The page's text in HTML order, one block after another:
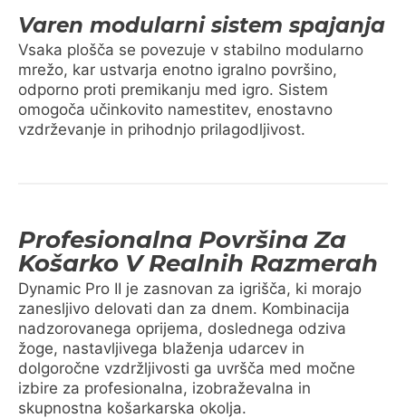
Varen modularni sistem spajanja
Vsaka plošča se povezuje v stabilno modularno
mrežo, kar ustvarja enotno igralno površino,
odporno proti premikanju med igro. Sistem
omogoča učinkovito namestitev, enostavno
vzdrževanje in prihodnjo prilagodljivost.
Profesionalna Površina Za
Košarko V Realnih Razmerah
Dynamic Pro II je zasnovan za igrišča, ki morajo
zanesljivo delovati dan za dnem. Kombinacija
nadzorovanega oprijema, doslednega odziva
žoge, nastavljivega blaženja udarcev in
dolgoročne vzdržljivosti ga uvršča med močne
izbire za profesionalna, izobraževalna in
skupnostna košarkarska okolja.